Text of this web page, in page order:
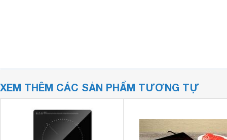
XEM THÊM CÁC SẢN PHẨM TƯƠNG TỰ